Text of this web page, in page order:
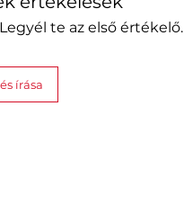
te az első értékelő.
írása